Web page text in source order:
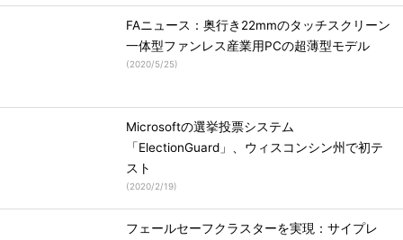
FAニュース：奥行き22mmのタッチスクリーン
一体型ファンレス産業用PCの超薄型モデル
(2020/5/25)
Microsoftの選挙投票システム
「ElectionGuard」、ウィスコンシン州で初テ
スト
(2020/2/19)
フェールセーフクラスターを実現：サイプレ